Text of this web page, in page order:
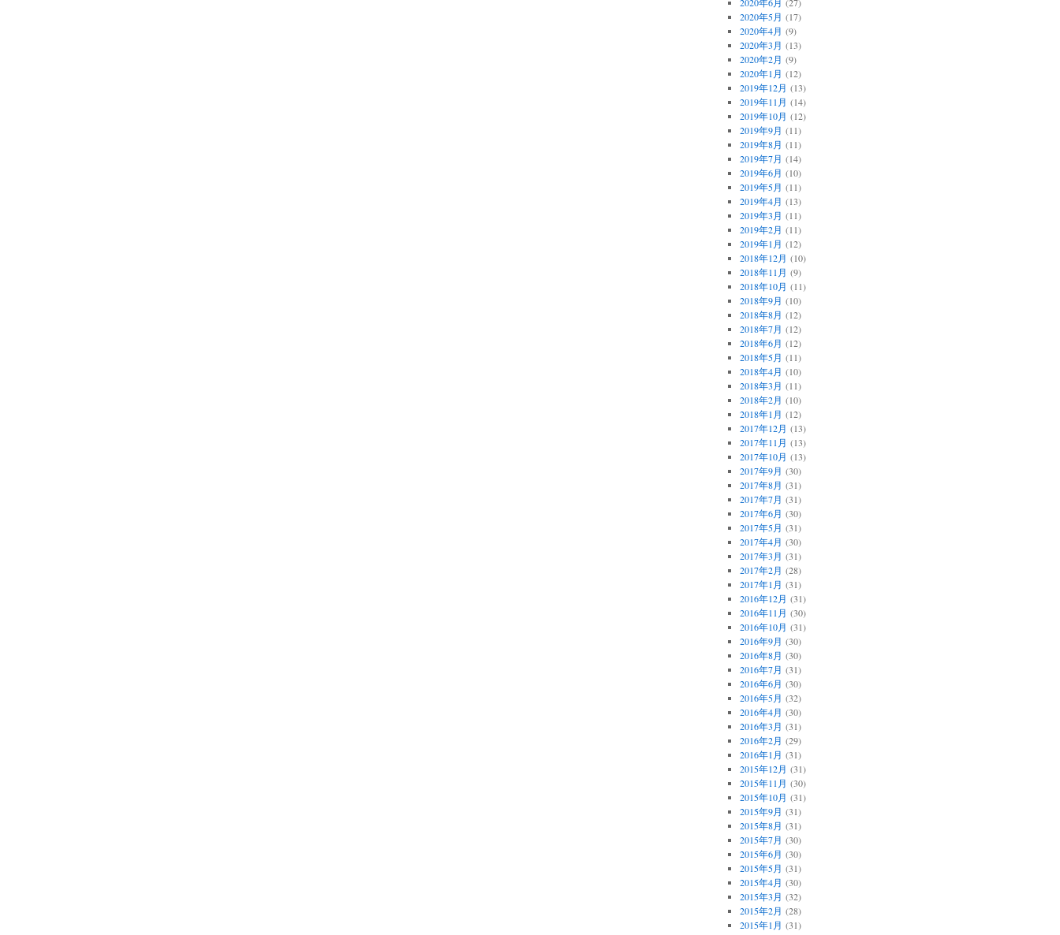
2020年5月 (17)
2020年4月 (9)
2020年3月 (13)
2020年2月 (9)
2020年1月 (12)
2019年12月 (13)
2019年11月 (14)
2019年10月 (12)
2019年9月 (11)
2019年8月 (11)
2019年7月 (14)
2019年6月 (10)
2019年5月 (11)
2019年4月 (13)
2019年3月 (11)
2019年2月 (11)
2019年1月 (12)
2018年12月 (10)
2018年11月 (9)
2018年10月 (11)
2018年9月 (10)
2018年8月 (12)
2018年7月 (12)
2018年6月 (12)
2018年5月 (11)
2018年4月 (10)
2018年3月 (11)
2018年2月 (10)
2018年1月 (12)
2017年12月 (13)
2017年11月 (13)
2017年10月 (13)
2017年9月 (30)
2017年8月 (31)
2017年7月 (31)
2017年6月 (30)
2017年5月 (31)
2017年4月 (30)
2017年3月 (31)
2017年2月 (28)
2017年1月 (31)
2016年12月 (31)
2016年11月 (30)
2016年10月 (31)
2016年9月 (30)
2016年8月 (30)
2016年7月 (31)
2016年6月 (30)
2016年5月 (32)
2016年4月 (30)
2016年3月 (31)
2016年2月 (29)
2016年1月 (31)
2015年12月 (31)
2015年11月 (30)
2015年10月 (31)
2015年9月 (31)
2015年8月 (31)
2015年7月 (30)
2015年6月 (30)
2015年5月 (31)
2015年4月 (30)
2015年3月 (32)
2015年2月 (28)
2015年1月 (31)